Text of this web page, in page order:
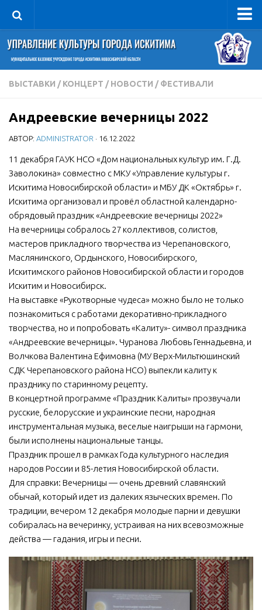
Управление
Руководитель
Сведения об организации
Книга почета культуры
Фотогалерея
Документы
Правовая база
Противодействие коррупции
Учреждения культуры
МБУ Дом культуры «Молодость»
МБУ Дом культуры «Октябрь»
МБОУ ДО «Детская школа искусств»
МБОУ ДО «Детская музыкальная школа»
МБУК «Искитимский городской историко-художественный
музей»
МБУ Парк культуры и отдыха им. И.В. Коротеева
ДК «Россия»
Афиша
Независимая оценка качества
Контакты
ВЫСТАВКИ / КОНЦЕРТ / НОВОСТИ / ФЕСТИВАЛИ
Андреевские вечерницы 2022
АВТОР: ADMINISTRATOR · 16.12.2022
11 декабря ГАУК НСО «Дом национальных культур им. Г.Д.
Заволокина» совместно с МКУ «Управление культуры г.
Искитима Новосибирской области» и МБУ ДК «Октябрь» г.
Искитима организовал и провёл областной календарно-
обрядовый праздник «Андреевские вечерницы 2022»
На вечерницы собралось 27 коллективов, солистов,
мастеров прикладного творчества из Черепановского,
Маслянинского, Ордынского, Новосибирского,
Искитимского районов Новосибирской области и городов
Искитим и Новосибирск.
На выставке «Рукотворные чудеса» можно было не только
познакомиться с работами декоративно-прикладного
творчества, но и попробовать «Калиту»- символ праздника
«Андреевские вечерницы». Чуранова Любовь Геннадьевна, и
Волчкова Валентина Ефимовна (МУ Верх-Мильтюшинский
СДК Черепановского района НСО) выпекли калиту к
празднику по старинному рецепту.
В концертной программе «Праздник Калиты» прозвучали
русские, белорусские и украинские песни, народная
инструментальная музыка, веселые наигрыши на гармони,
были исполнены национальные танцы.
Праздник прошел в рамках Года культурного наследия
народов России и 85-летия Новосибирской области.
Для справки: Вечерницы — очень древний славянский
обычай, который идет из далеких языческих времен. По
традиции, вечером 12 декабря молодые парни и девушки
собиралась на вечеринку, устраивая на них всевозможные
действа — гадания, игры и песни.